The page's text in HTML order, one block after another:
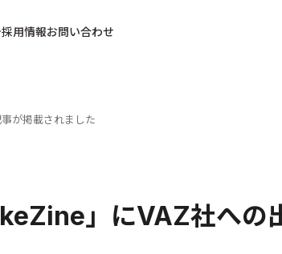
採用情報お問い合わせ
が掲載されました
」にVAZ社への